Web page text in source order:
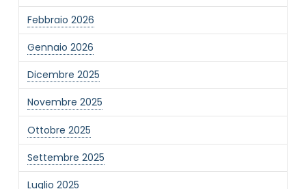
Febbraio 2026
Gennaio 2026
Dicembre 2025
Novembre 2025
Ottobre 2025
Settembre 2025
Luglio 2025